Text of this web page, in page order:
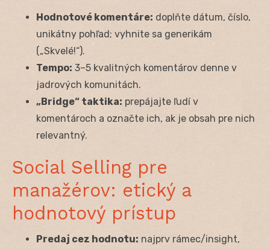
Hodnotové komentáre: doplňte dátum, číslo,
unikátny pohľad; vyhnite sa generikám
(„Skvelé!“).
Tempo: 3–5 kvalitných komentárov denne v
jadrových komunitách.
„Bridge“ taktika: prepájajte ľudí v
komentároch a označte ich, ak je obsah pre nich
relevantný.
Social Selling pre
manažérov: etický a
hodnotový prístup
Predaj cez hodnotu: najprv rámec/insight,